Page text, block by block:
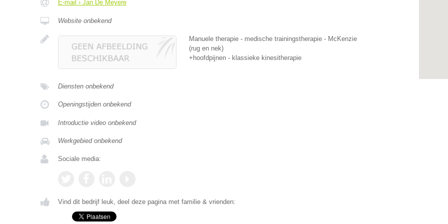
E-mail › Jan De Meyere
Website onbekend
Manuele therapie - medische trainingstherapie - McKenzie
(rug en nek)
+hoofdpijnen - klassieke kinesitherapie
Diensten onbekend
Openingstijden onbekend
Introductie video onbekend
Werkgebied onbekend
Sociale media:
Vind dit bedrijf leuk, deel deze pagina met familie & vrienden: